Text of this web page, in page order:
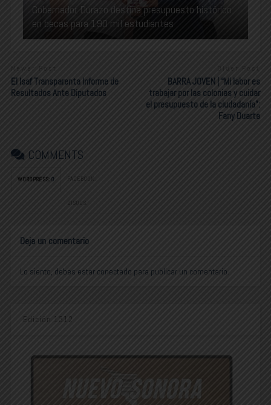
Gobernador Durazo destina presupuesto histórico
en becas para 190 mil estudiantes
Newer Post
El Isaf Transparenta Informe de
Resultados Ante Diputados
BARRA JOVEN | “Mi labor es
trabajar por las colonias y cuidar
el presupuesto de la ciudadanía”:
Fany Duarte
COMMENTS
WORDPRESS: 0 FACEBOOK:
DISQUS:
Deja un comentario
Lo siento, debes estar conectado para publicar un comentario.
Edición 1312